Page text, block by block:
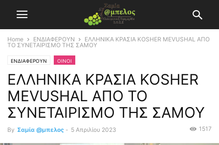
Home ΕΝΔΙΑΦΕΡΟΥΝ
ΕΛΛΗΝΙΚΑ ΚΡΑΣΙΑ KOSHER MEVUSHAL ΑΠΟ
ΤΟ ΣΥΝΕΤΑΙΡΙΣΜΟ ΤΗΣ ΣΑΜΟΥ
ΕΝΔΙΑΦΕΡΟΥΝ ΟΙΝΟΙ
ΕΛΛΗΝΙΚΑ ΚΡΑΣΙΑ KOSHER
MEVUSHAL ΑΠΟ ΤΟ
ΣΥΝΕΤΑΙΡΙΣΜΟ ΤΗΣ ΣΑΜΟΥ
By Σαμία @μπελος - 5 Απριλίου 2023 1517